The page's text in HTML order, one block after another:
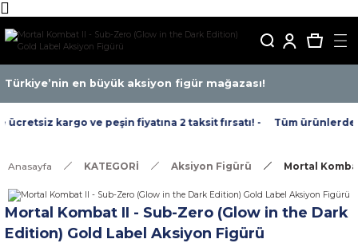
Türkiye’nin en büyük aksiyon figür mağazası!
kargo ve peşin fiyatına 2 taksit fırsatı! - Tüm ürünlerde
Anasayfa KATEGORİ Aksiyon Figürü Mortal
Mortal Kombat II - Sub-Zero (Glow in the Dark
Edition) Gold Label Aksiyon Figürü